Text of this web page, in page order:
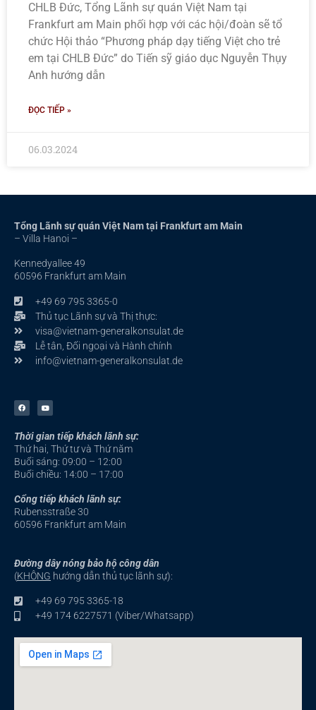
CHLB Đức, Tổng Lãnh sự quán Việt Nam tại
Frankfurt am Main phối hợp với các hội/đoàn sẽ tổ
chức Hội thảo “Phương pháp dạy tiếng Việt cho trẻ
em tại CHLB Đức” do Tiến sỹ giáo dục Nguyễn Thụy
Anh hướng dẫn
ĐỌC TIẾP »
06.03.2024
Tổng Lãnh sự quán Việt Nam tại Frankfurt am Main
– Villa Hanoi –
Kennedyallee 49
60596 Frankfurt am Main
+49 69 795 3365-0
Thủ tục Lãnh sự và Thị thực:
visa@vietnam-generalkonsulat.de
Lễ tân, Đối ngoại và Hành chính
info@vietnam-generalkonsulat.de
F
a
c
b
o
o
k
-
f
Y
o
u
u
b
e
Thời gian tiếp khách lãnh sự:
Thứ hai, Thứ tư và Thứ năm
Buổi sáng: 09:00 – 12:00
Buổi chiều: 14:00 – 17:00
Cổng tiếp khách lãnh sự:
Rubensstraße 30
60596 Frankfurt am Main
Đường dây nóng bảo hộ công dân
(KHÔNG hướng dẫn thủ tục lãnh sự):
+49 69 795 3365-18
+49 174 6227571 (Viber/Whatsapp)